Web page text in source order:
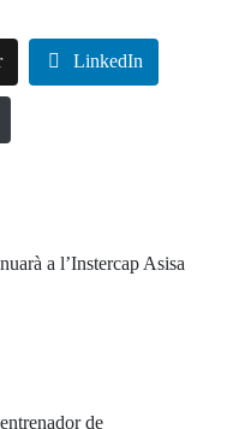
LinkedIn
a l’Instercap Asisa
de